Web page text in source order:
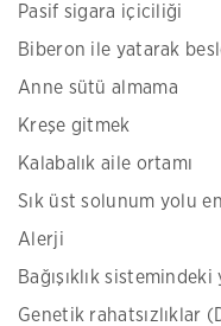
Pasif sigara içiciliği
Biberon ile yatarak
Anne sütü almama
Kreşe gitmek
Kalabalık aile ortamı
Sık üst solunum yolu
Alerji
Bağışıklık
Genetik rahatsızlıklar